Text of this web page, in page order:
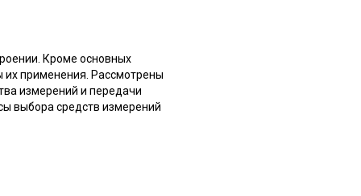
Кроме основных
их применения. Рассмотрены
измерений и передачи
выбора средств измерений